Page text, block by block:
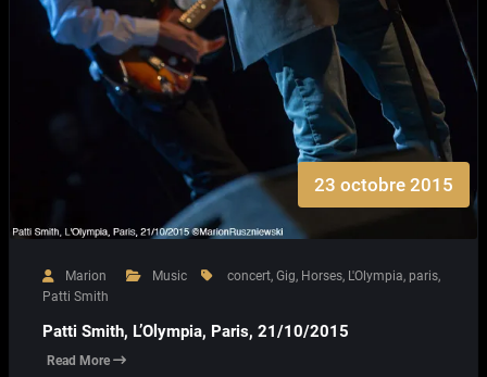
23 octobre 2015
Marion Music concert, Gig, Horses, L'Olympia, paris,
Patti Smith
Patti Smith, L’Olympia, Paris, 21/10/2015
Read More